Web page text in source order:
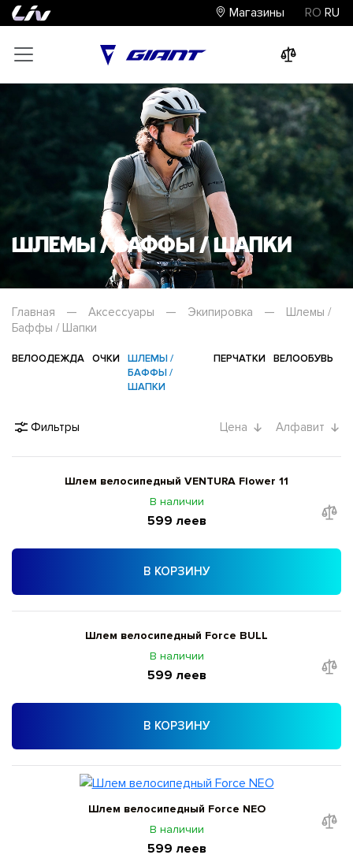
Магазины RO RU
Шлемы / Баффы / Шапки
Главная — Аксессуары — Экипировка —
Шлемы /
Баффы / Шапки
ВЕЛООДЕЖДА ОЧКИ
ШЛЕМЫ /
БАФФЫ /
ШАПКИ
ПЕРЧАТКИ ВЕЛООБУВЬ
Фильтры Цена Алфавит
Шлем велосипедный VENTURA Flower 11
В наличии
599 леев
В КОРЗИНУ
Шлем велосипедный Force BULL
В наличии
599 леев
В КОРЗИНУ
Шлем велосипедный Force NEO
В наличии
599 леев